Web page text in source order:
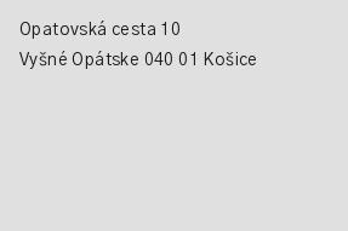
Opatovská cesta 10
Vyšné Opátske 040 01 Košice